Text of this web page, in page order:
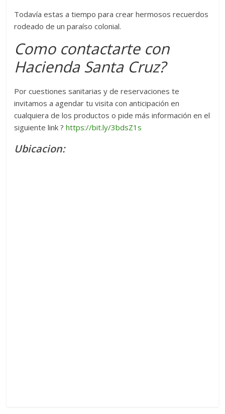
Todavía estas a tiempo para crear hermosos recuerdos
rodeado de un paraíso colonial.
Como contactarte con
Hacienda Santa Cruz?
Por cuestiones sanitarias y de reservaciones te
invitamos a agendar tu visita con anticipación en
cualquiera de los productos o pide más información en el
siguiente link ?https://bit.ly/3bdsZ1s
Ubicacion: